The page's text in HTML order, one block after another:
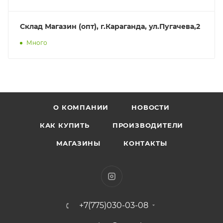
Склад Магазин (опт), г.Караганда, ул.Пугачева,2
Много
О КОМПАНИИ НОВОСТИ
КАК КУПИТЬ ПРОИЗВОДИТЕЛИ
МАГАЗИНЫ КОНТАКТЫ
+7(775)030-03-08